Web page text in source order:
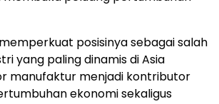
posisinya sebagai salah
yang paling dinamis di Asia
manufaktur menjadi kontributor
ekonomi sekaligus